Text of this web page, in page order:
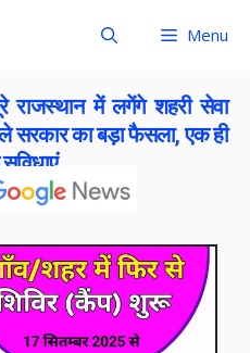
Menu
में लगेंगे शहरी सेवा
सरकार का बड़ा फैसला, एक ही